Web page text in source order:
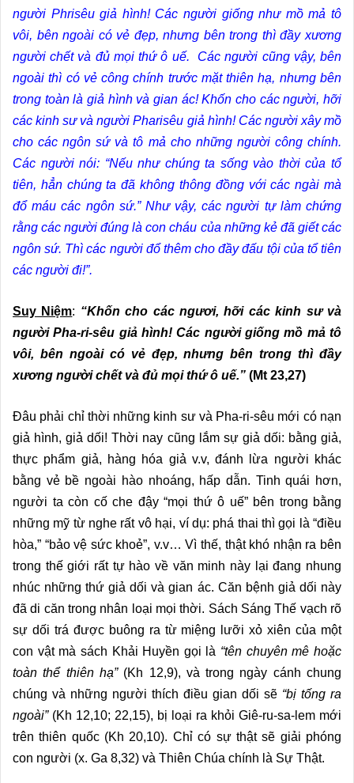
người Phrisêu giả hình! Các người giống như mồ mả tô
vôi, bên ngoài có vẻ đẹp, nhưng bên trong thì đầy xương
người chết và đủ mọi thứ ô uế. Các người cũng vậy, bên
ngoài thì có vẻ công chính trước mặt thiên hạ, nhưng bên
trong toàn là giả hình và gian ác! Khốn cho các người, hỡi
các kinh sư và người Pharisêu giả hình! Các người xây mồ
cho các ngôn sứ và tô mả cho những người công chính.
Các người nói: “Nếu như chúng ta sống vào thời của tổ
tiên, hẳn chúng ta đã không thông đồng với các ngài mà
đổ máu các ngôn sứ.” Như vậy, các người tự làm chứng
rằng các người đúng là con cháu của những kẻ đã giết các
ngôn sứ. Thì các người đổ thêm cho đầy đấu tội của tổ tiên
các người đi!”.
Suy Niệm: “Khốn cho các ngươi, hỡi các kinh sư và
người Pha-ri-sêu giả hình! Các người giống mồ mả tô
vôi, bên ngoài có vẻ đẹp, nhưng bên trong thì đầy
xương người chết và đủ mọi thứ ô uế.” (Mt 23,27)
Đâu phải chỉ thời những kinh sư và Pha-ri-sêu mới có nạn
giả hình, giả dối! Thời nay cũng lắm sự giả dối: bằng giả,
thực phẩm giả, hàng hóa giả v.v, đánh lừa người khác
bằng vẻ bề ngoài hào nhoáng, hấp dẫn. Tinh quái hơn,
người ta còn cố che đậy “mọi thứ ô uế” bên trong bằng
những mỹ từ nghe rất vô hại, ví dụ: phá thai thì gọi là “điều
hòa,” “bảo vệ sức khoẻ”, v.v… Vì thế, thật khó nhận ra bên
trong thế giới rất tự hào về văn minh này lại đang nhung
nhúc những thứ giả dối và gian ác. Căn bệnh giả dối này
đã di căn trong nhân loại mọi thời. Sách Sáng Thế vạch rõ
sự dối trá được buông ra từ miệng lưỡi xỏ xiên của một
con vật mà sách Khải Huyền gọi là “tên chuyên mê hoặc
toàn thể thiên hạ”(Kh 12,9), và trong ngày cánh chung
chúng và những người thích điều gian dối sẽ “bị tống ra
ngoài”(Kh 12,10; 22,15), bị loại ra khỏi Giê-ru-sa-lem mới
trên thiên quốc (Kh 20,10). Chỉ có sự thật sẽ giải phóng
con người (x. Ga 8,32) và Thiên Chúa chính là Sự Thật.